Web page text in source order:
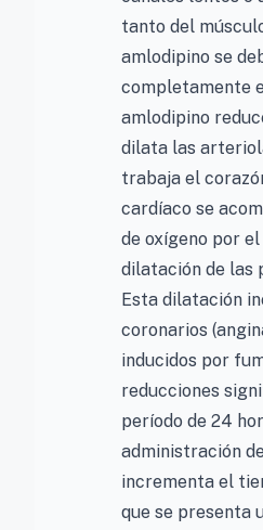
tanto del
amlodipino se
completamente
amlodipino
dilata las
trabaja el
cardíaco se
de oxígeno por
dilatación de las
Esta dilatación
coronarios
inducidos por
reducciones
período de 24
administración
incrementa el
que se presenta